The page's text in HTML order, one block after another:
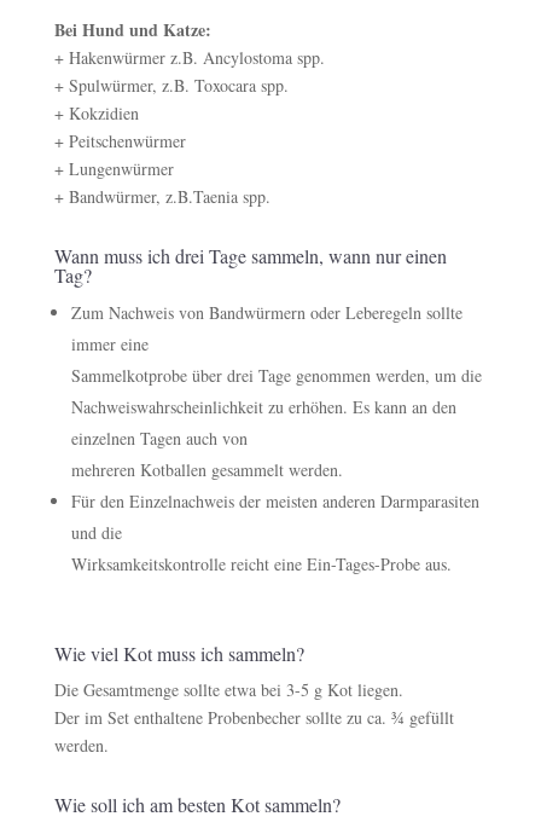
Bei Hund und Katze:
+ Hakenwürmer z.B. Ancylostoma spp.
+ Spulwürmer, z.B. Toxocara spp.
+ Kokzidien
+ Peitschenwürmer
+ Lungenwürmer
+ Bandwürmer, z.B.Taenia spp.
Wann muss ich drei Tage sammeln, wann nur einen
Tag?
Zum Nachweis von Bandwürmern oder Leberegeln sollte
immer eine
Sammelkotprobe über drei Tage genommen werden, um die
Nachweiswahrscheinlichkeit zu erhöhen. Es kann an den
einzelnen Tagen auch von
mehreren Kotballen gesammelt werden.
Für den Einzelnachweis der meisten anderen Darmparasiten
und die
Wirksamkeitskontrolle reicht eine Ein-Tages-Probe aus.
Wie viel Kot muss ich sammeln?
Die Gesamtmenge sollte etwa bei 3-5 g Kot liegen.
Der im Set enthaltene Probenbecher sollte zu ca. ¾ gefüllt
werden.
Wie soll ich am besten Kot sammeln?